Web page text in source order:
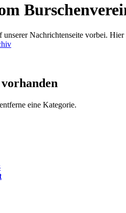
unserer Nachrichtenseite vorbei.
eine Kategorie.